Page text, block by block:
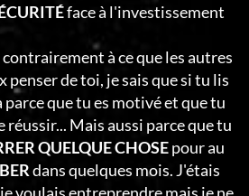
face à l'investissement
à ce que les autres
penser de toi, je sais que si tu lis
parce que tu es motivé et que tu
réussir... Mais aussi parce que tu
QUELQUE CHOSEpour au
dans quelques mois. J'étais